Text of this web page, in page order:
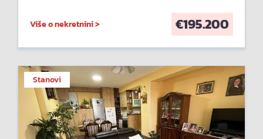
Više o nekretnini > €195.200
Stanovi